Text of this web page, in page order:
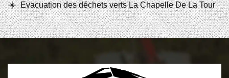
Evacuation des déchets verts La Chapelle De La Tour